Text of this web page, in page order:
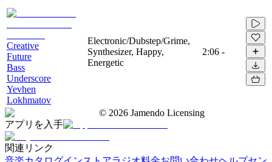
Creative
Future
Bass
Underscore
Yevhen
Lokhmatov
Electronic/Dubstep/Grime,
Synthesizer, Happy,
Energetic
2:06 -
© 2026 Jamendo Licensing
アプリを入手
関連リンク